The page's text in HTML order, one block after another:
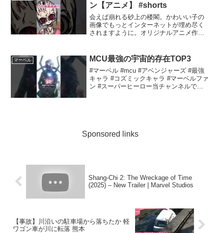
ン【アニメ】 #shorts
会えば崩れる砂上の楼閣。かわいい子の
画像でもっとインターネットが埋め尽く
されますように。オリジナルアニメ作っ
マーベル MCU最強の宇宙的存在TOP3
#マーベル #mcu #アベンジャーズ #最強
キャラ #コズミックキャラ #マーベルファ
ン #スーパーヒーロー当チャンネルでは
Sponsored links
Shang-Chi 2: The Wreckage of Time
(2025) – New Trailer | Marvel Studios
【事故】川沿いの駐車場から落ちたか 軽
ワゴン車が川に転落 熊本